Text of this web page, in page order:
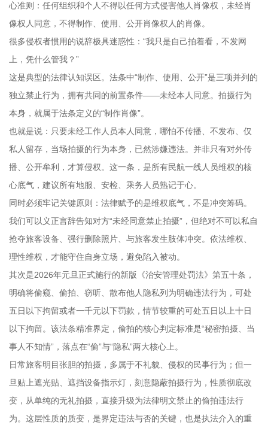
心准则：任何组织和个人不得以任何方式侵害他人肖像权，未经肖
像权人同意，不得制作、使用、公开肖像权人的肖像。
很多侵权者惯用的说辞极具迷惑性：“我只是自己拍着看，不发网
上，凭什么管我？”
这是典型的法律认知误区。法条中“制作、使用、公开”是三项并列的
独立禁止行为，拥有共同的前置条件——未经本人同意。拍摄行为
本身，就属于法条定义的“制作肖像”。
也就是说：只要未经工作人员本人同意，哪怕不传播、不发布、仅
私人留存，当场拍摄的行为本身，已然涉嫌违法。并非只有对外传
播、公开牟利，才算侵权。这一条，是所有民航一线人员维权的核
心底气，建议所有地服、安检、乘务人员熟记于心。
同时必须牢记关键原则：法律赋予的是维权底气，不是冲突筹码。
我们可以义正言辞告知对方“未经同意禁止拍摄”，但绝对不可以私自
抢夺旅客设备、强行删除照片、与旅客发生肢体冲突。依法维权、
理性维权，才能守住自身立场，避免陷入被动。
其次是2026年元旦正式施行的新版《治安管理处罚法》第五十条，
明确将偷窥、偷拍、窃听、散布他人隐私列为明确违法行为，可处
五日以下拘留或者一千元以下罚款，情节较重的可处五日以上十日
以下拘留。该法条精准界定，偷拍的核心判定标准是“秘密拍摄、当
事人不知情”，落点在“偷”与“隐私”两大核心上。
日常旅客明目张胆的拍摄，多属于不礼貌、侵权的民事行为；但一
旦贴上遮光贴、遮挡设备指示灯，刻意隐蔽拍摄行为，性质彻底改
变，从单纯的无礼拍摄，直接升级为法律明文禁止的偷拍违法行
为。这层性质的质变，是界定违法与否的关键，也是执法介入的重